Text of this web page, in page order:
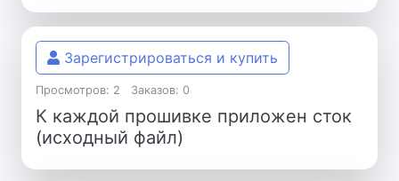
Зарегистрироваться и купить
Просмотров: 2 Заказов: 0
К каждой прошивке приложен сток
(исходный файл)